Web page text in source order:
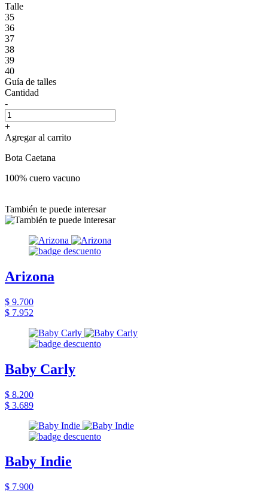
Talle
35
36
37
38
39
40
Guía de talles
Cantidad
-
+
Agregar al carrito
Bota Caetana
100% cuero vacuno
También te puede interesar
Arizona
$ 9.700
$ 7.952
Baby Carly
$ 8.200
$ 3.689
Baby Indie
$ 7.900